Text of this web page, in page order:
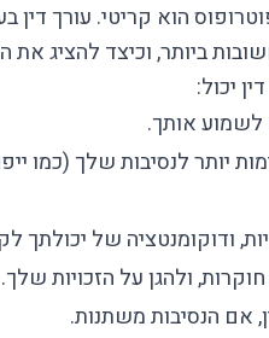
הוא קריטי. עורך דין
ביותר, וכיצד להציג
יכול:
לשמוע אותך.
יותר לנסיבות שלך (כמו
ודוקומנטציה של יכולתך
ולהגן על הזכויות שלך.
אם הנסיבות משתנות.